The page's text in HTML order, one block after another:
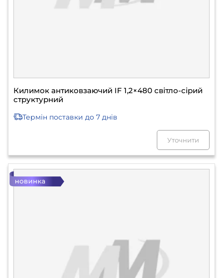
Килимок антиковзаючий IF 1,2×480 світло-сірий
структурний
Термін поставки до 7 днів
Уточнити